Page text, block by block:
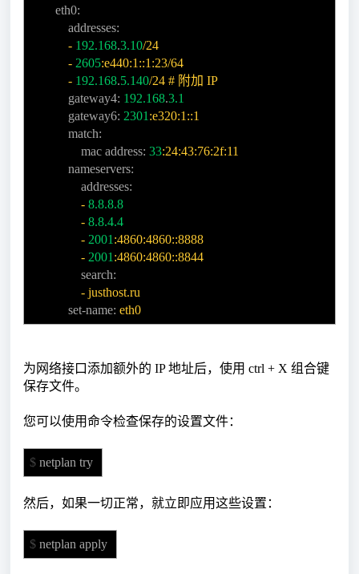
eth0:
addresses:
- 192.168.3.10/24
- 2605:e440:1::1:23/64
- 192.168.5.140/24 # 附加 IP
gateway4: 192.168.3.1
gateway6: 2301 :e320:1::1
match:
mac address: 33:24:43:76:2f:11
nameservers:
addresses:
- 8.8.8.8
- 8.8.4.4
- 2001 :4860:4860::8888
- 2001 :4860:4860::8844
search:
- justhost.ru
set-name: eth0
为网络接口添加额外的 IP 地址后，使用 ctrl + X 组合键
保存文件。
您可以使用命令检查保存的设置文件：
$netplan try
然后，如果一切正常，就立即应用这些设置：
$netplan apply